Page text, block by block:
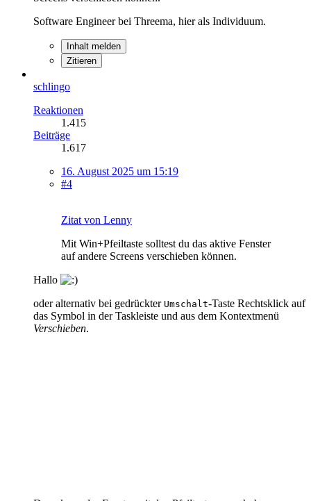
Software Engineer bei Threema, hier als Individuum.
Inhalt melden
Zitieren
schlingo
Reaktionen
1.415
Beiträge
1.617
16. August 2025 um 15:19
#4
Zitat von Lenny
Mit Win+Pfeiltaste solltest du das aktive Fenster
auf andere Screens verschieben können.
Hallo
oder alternativ bei gedrückter Umschalt-Taste Rechtsklick auf
das Symbol in der Taskleiste und aus dem Kontextmenü
Verschieben.